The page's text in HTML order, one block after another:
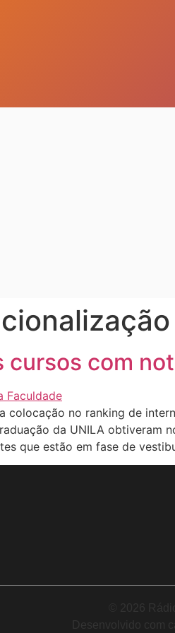
cursos com
colocação no ranking de
da UNILA obtiveram
que estão em fase de